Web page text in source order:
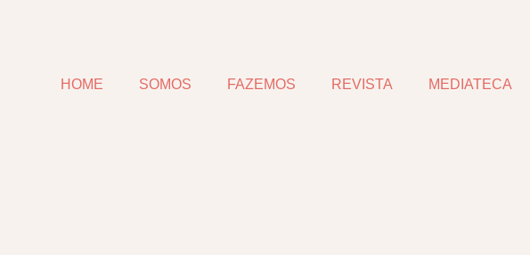
HOME SOMOS FAZEMOS REVISTA MEDIATECA